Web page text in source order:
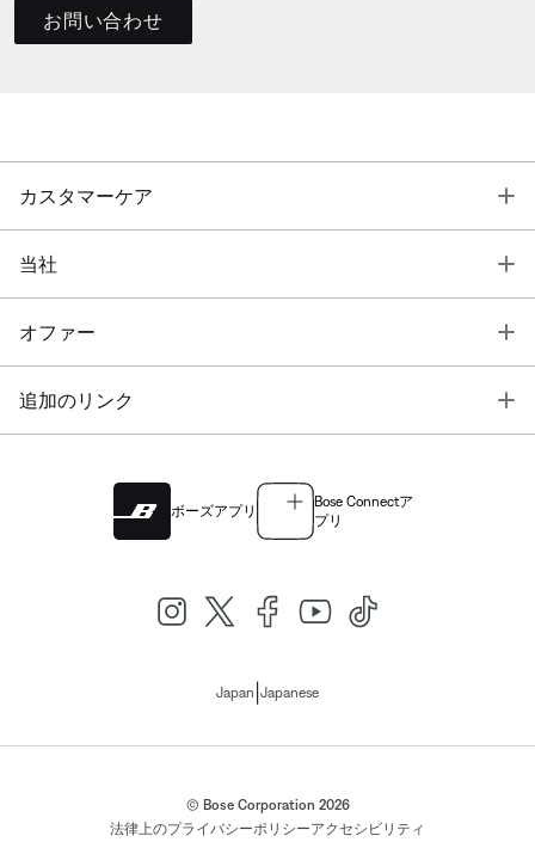
お問い合わせ
カスタマーケア
当社
オファー
追加のリンク
ボーズアプリ
Bose Connectア
プリ
Japan Japanese
© Bose Corporation 2026
法律上のプライバシーポリシーアクセシビリティ